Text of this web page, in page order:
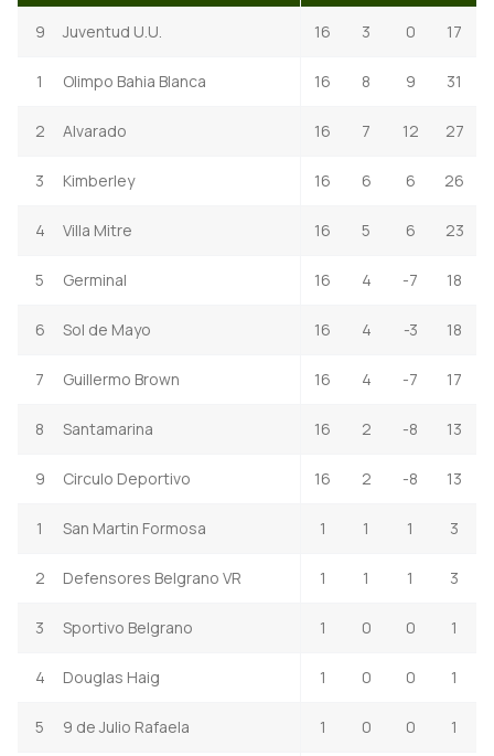
9 Juventud U.U. 16 3 0 17
1 Olimpo Bahia Blanca 16 8 9 31
2 Alvarado 16 7 12 27
3 Kimberley 16 6 6 26
4 Villa Mitre 16 5 6 23
5 Germinal 16 4 -7 18
6 Sol de Mayo 16 4 -3 18
7 Guillermo Brown 16 4 -7 17
8 Santamarina 16 2 -8 13
9 Circulo Deportivo 16 2 -8 13
1 San Martin Formosa 1 1 1 3
2 Defensores Belgrano VR 1 1 1 3
3 Sportivo Belgrano 1 0 0 1
4 Douglas Haig 1 0 0 1
5 9 de Julio Rafaela 1 0 0 1